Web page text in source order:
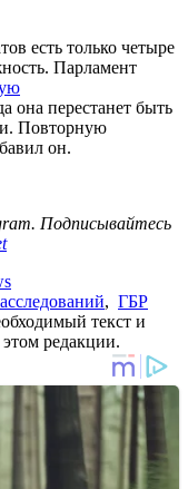
есть только четыре
Парламент
она перестанет быть
Повторную
он.
Подписывайтесь
, ГБР
текст и
редакции.